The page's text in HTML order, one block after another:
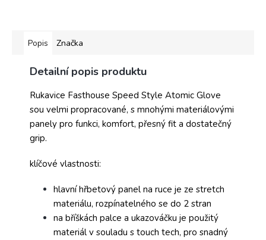
Popis Značka
Detailní popis produktu
Rukavice Fasthouse Speed Style Atomic Glove
sou velmi propracované, s mnohými materiálovými
panely pro funkci, komfort, přesný fit a dostatečný
grip.
klíčové vlastnosti:
hlavní hřbetový panel na ruce je ze stretch
materiálu, rozpínatelného se do 2 stran
na bříškách palce a ukazováčku je použitý
materiál v souladu s touch tech, pro snadný